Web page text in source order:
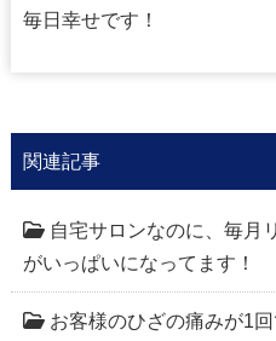
毎日幸せです！
関連記事
自宅サロンなのに、毎月
がいっぱいになってます！
お客様のひざの痛みが1